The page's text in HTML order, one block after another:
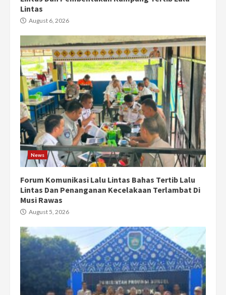
Lintas
August 6, 2026
News
Forum Komunikasi Lalu Lintas Bahas Tertib Lalu
Lintas Dan Penanganan Kecelakaan Terlambat Di
Musi Rawas
August 5, 2026